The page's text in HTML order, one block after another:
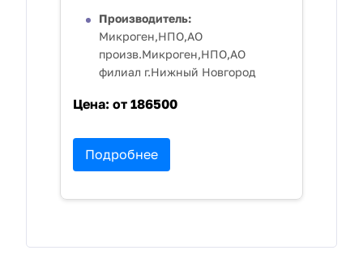
Производитель:
Микроген,НПО,АО
произв.Микроген,НПО,АО
филиал г.Нижный Новгород
Цена: от 186500
Подробнее